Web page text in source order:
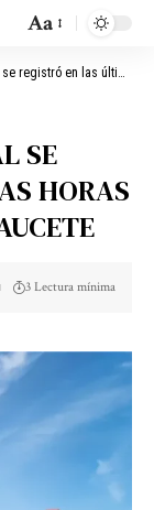
Aa
horas en el departamento Caucete
SE
HORAS
3 Lectura mínima